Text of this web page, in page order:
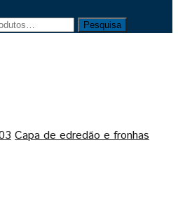
Pesquisa
Capa de edredão e fronhas